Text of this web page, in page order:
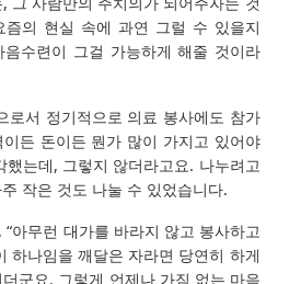
즘의 현실 속에 과연 그럴 수 있을지
수련이 그걸 가능하게 해줄 것이라
로서 정기적으로 의료 봉사에도 참가
든 돈이든 뭔가 많이 가지고 있어야
했는데, 그렇지 않더라고요. 나누려고
작은 것도 나눌 수 있었습니다.
아무런 대가를 바라지 않고 봉사하고
하나임을 깨달은 자라면 당연히 하게
군요. 그렇게 언제나 가짐 없는 마음